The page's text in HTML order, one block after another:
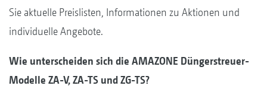
Sie aktuelle Preislisten, Informationen zu Aktionen und
individuelle Angebote.
Wie unterscheiden sich die AMAZONE Düngerstreuer-
Modelle ZA-V, ZA-TS und ZG-TS?